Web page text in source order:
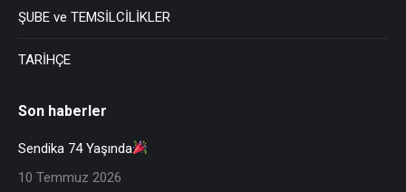
ŞUBE ve TEMSİLCİLİKLER
TARİHÇE
Son haberler
Sendika 74 Yaşında
10 Temmuz 2026